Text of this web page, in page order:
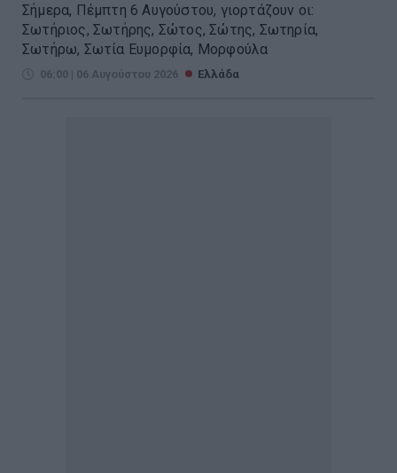
Σήμερα, Πέμπτη 6 Αυγούστου, γιορτάζουν οι:
Σωτήριος, Σωτήρης, Σώτος, Σώτης, Σωτηρία,
Σωτήρω, Σωτία Ευμορφία, Μορφούλα
06:00 | 06 Αυγούστου 2026 Ελλάδα